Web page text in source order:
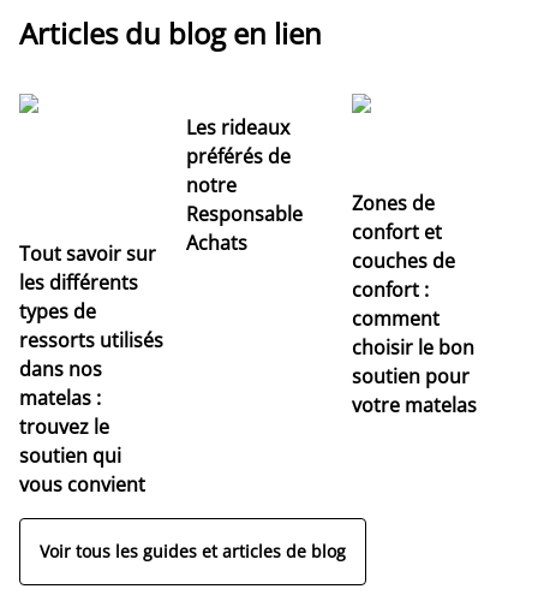
Articles du blog en lien
Tout savoir sur
les différents
types de
ressorts utilisés
dans nos
matelas :
trouvez le
soutien qui
vous convient
Les rideaux
préférés de
notre
Responsable
Achats
Zones de
confort et
couches de
confort :
comment
choisir le bon
soutien pour
votre matelas
Voir tous les guides et articles de blog